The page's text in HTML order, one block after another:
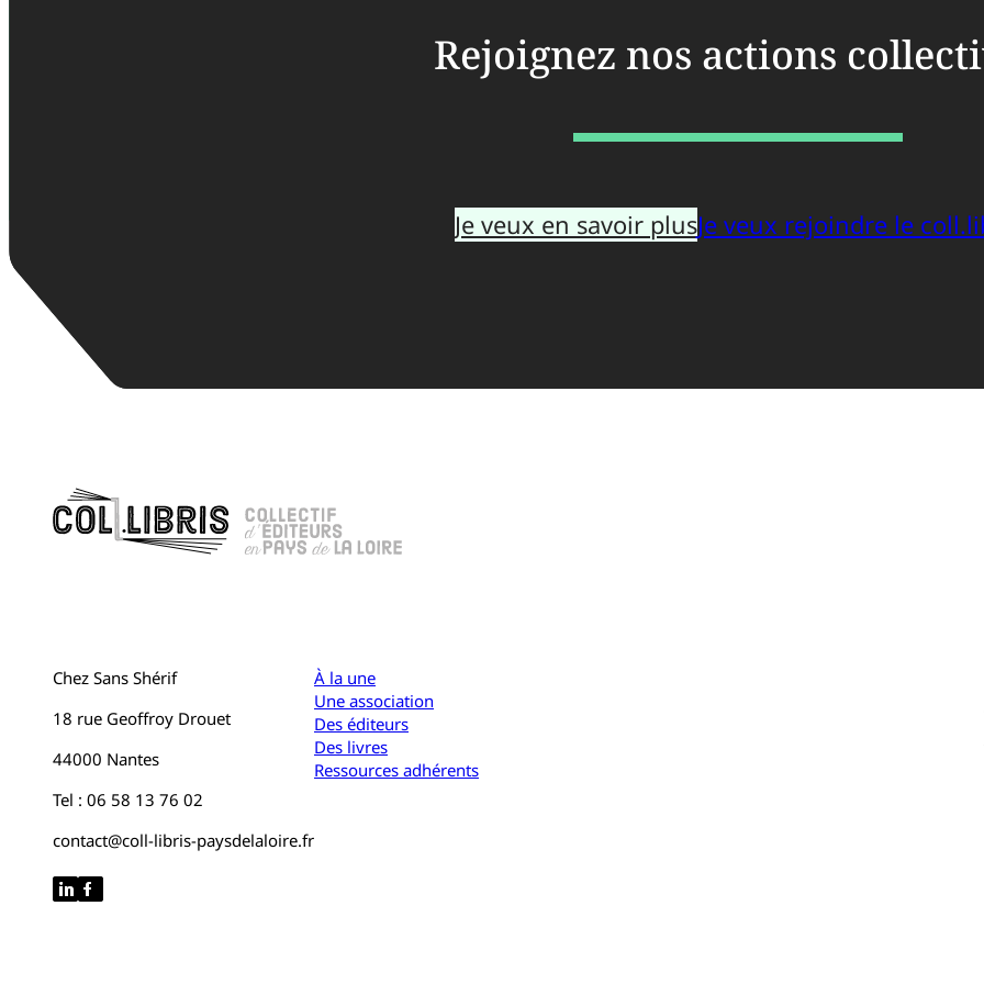
Rejoignez nos actions
Je veux en savoir plusJe veux rejoindre le
Chez Sans Shérif
18 rue Geoffroy Drouet
44000 Nantes
Tel : 06 58 13 76 02
contact@coll-libris-paysdelaloire.fr
À la une
Une association
Des éditeurs
Des livres
Ressources adhérents